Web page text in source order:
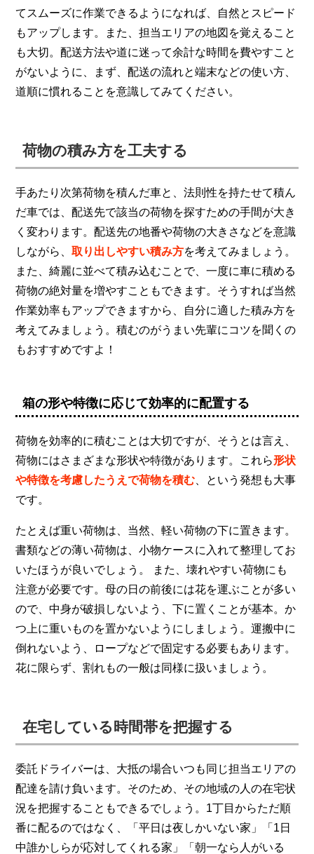
てスムーズに作業できるようになれば、自然とスピード
もアップします。また、担当エリアの地図を覚えること
も大切。配送方法や道に迷って余計な時間を費やすこと
がないように、まず、配送の流れと端末などの使い方、
道順に慣れることを意識してみてください。
荷物の積み方を工夫する
手あたり次第荷物を積んだ車と、法則性を持たせて積ん
だ車では、配送先で該当の荷物を探すための手間が大き
く変わります。配送先の地番や荷物の大きさなどを意識
しながら、取り出しやすい積み方を考えてみましょう。
また、綺麗に並べて積み込むことで、一度に車に積める
荷物の絶対量を増やすこともできます。そうすれば当然
作業効率もアップできますから、自分に適した積み方を
考えてみましょう。積むのがうまい先輩にコツを聞くの
もおすすめですよ！
箱の形や特徴に応じて効率的に配置する
荷物を効率的に積むことは大切ですが、そうとは言え、
荷物にはさまざまな形状や特徴があります。これら形状
や特徴を考慮したうえで荷物を積む 、という発想も大事
です。
たとえば重い荷物は、当然、軽い荷物の下に置きます。
書類などの薄い荷物は、小物ケースに入れて整理してお
いたほうが良いでしょう。 また、壊れやすい荷物にも
注意が必要です。母の日の前後には花を運ぶことが多い
ので、中身が破損しないよう、下に置くことが基本。か
つ上に重いものを置かないようにしましょう。運搬中に
倒れないよう、ロープなどで固定する必要もあります。
花に限らず、割れもの一般は同様に扱いましょう。
在宅している時間帯を把握する
委託ドライバーは、大抵の場合いつも同じ担当エリアの
配達を請け負います。そのため、その地域の人の在宅状
況を把握することもできるでしょう。1丁目からただ順
番に配るのではなく、「平日は夜しかいない家」「1日
中誰かしらが応対してくれる家」「朝一なら人がいる